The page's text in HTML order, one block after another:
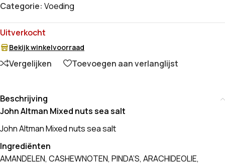
Categorie: Voeding
Uitverkocht
Bekijk winkelvoorraad
Vergelijken Toevoegen aan verlanglijst
Beschrijving
John Altman Mixed nuts sea salt
John Altman Mixed nuts sea salt
Ingrediënten
AMANDELEN, CASHEWNOTEN, PINDA’S, ARACHIDEOLIE,